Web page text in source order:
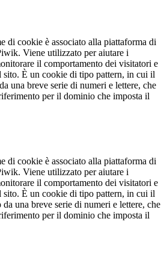
di cookie è associato alla piattaforma di
Viene utilizzato per aiutare i
il comportamento dei visitatori e
sito. È un cookie di tipo pattern, in cui il
una breve serie di numeri e lettere, che
per il dominio che imposta il
di cookie è associato alla piattaforma di
Viene utilizzato per aiutare i
il comportamento dei visitatori e
sito. È un cookie di tipo pattern, in cui il
una breve serie di numeri e lettere, che
per il dominio che imposta il